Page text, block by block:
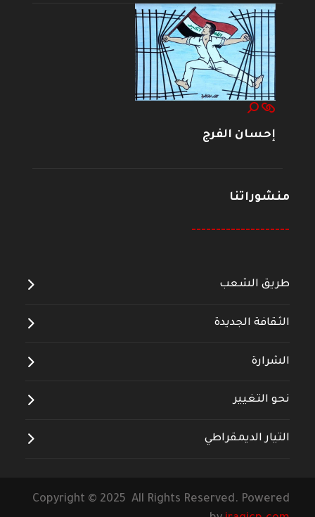
إحسان الفرج
منشوراتنا
--------------------
طريق الشعب
الثقافة الجديدة
الشرارة
نحو التغيير
التيار الديمقراطي
Copyright © 2025 All Rights Reserved. Powered